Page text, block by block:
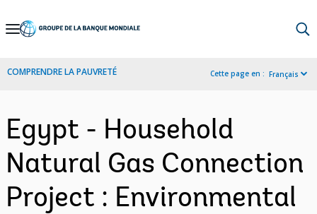
Skip
Navigation
COMPRENDRE LA PAUVRETÉ Cette page en : Français
Egypt - Household
Natural Gas Connection
Project : Environmental